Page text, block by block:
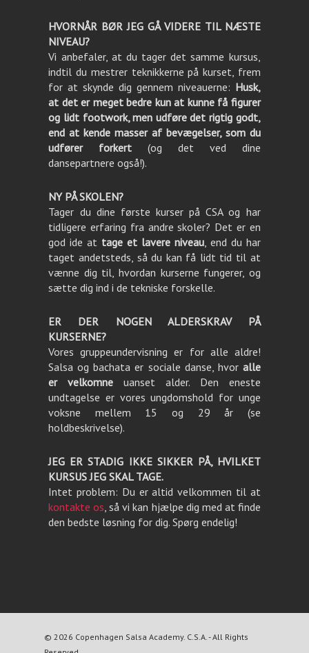
HVORNÅR BØR JEG GÅ VIDERE TIL NÆSTE
NIVEAU?
Vi anbefaler, at du tager det samme kursus,
indtil du mestrer teknikkerne på kurset, frem
for at skynde dig gennem niveauerne: Husk,
at det er meget bedre kun at kunne få figurer
og lidt footwork, men udføre det rigtig godt,
end at kende masser af bevægelser, som du
udfører forkert(og det ved dine
dansepartnere også!).
NY PÅ SKOLEN?
Tager du dine første kurser på CSA og har
tidligere erfaring fra andre skoler? Det er en
god ide at tage et lavere niveau, end du har
taget andetsteds, så du kan få lidt tid til at
vænne dig til, hvordan kurserne fungerer, og
sætte dig ind i de tekniske forskelle.
ER DER NOGEN ALDERSKRAV PÅ
KURSERNE?
Vores gruppeundervisning er for alle aldre!
Salsa og bachata er sociale danse, hvor alle
er velkomne uanset alder. Den eneste
undtagelse er vores ungdomshold for unge
voksne mellem 15 og 29 år (se
holdbeskrivelse).
JEG ER STADIG IKKE SIKKER PÅ, HVILKET
KURSUS JEG SKAL TAGE.
Intet problem: Du er altid velkommen til at
kontakte os , så vi kan hjælpe dig med at finde
den bedste løsning for dig. Spørg endelig!
© 2026 Copenhagen Salsa Academy. C.S.A. - All Rights